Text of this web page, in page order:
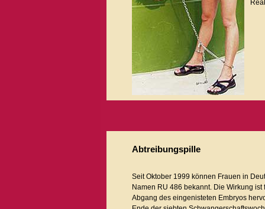
Abtreibungspille
Seit Oktober 1999 können Frauen in
Namen RU 486 bekannt. Die Wirkung
Abgang des eingenisteten Embryos